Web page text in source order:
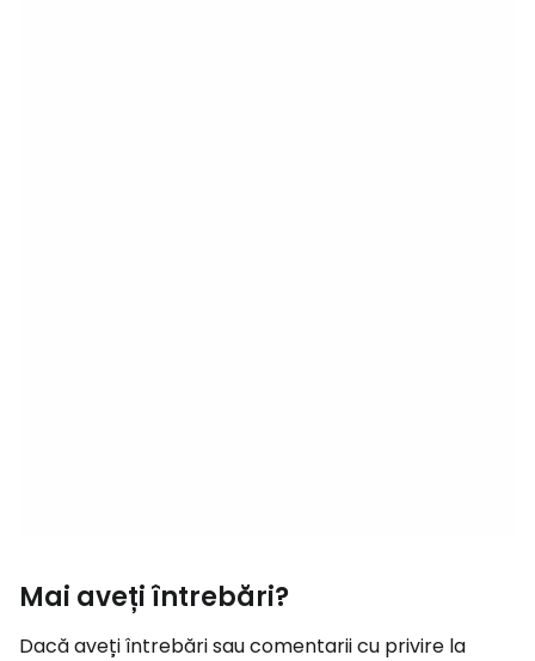
Mai aveți întrebări?
Dacă aveți întrebări sau comentarii cu privire la